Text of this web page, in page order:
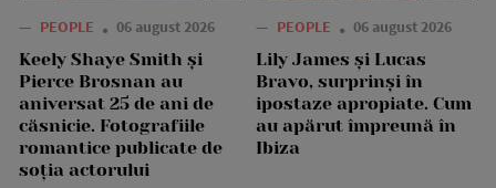
— PEOPLE 06 august 2026
Keely Shaye Smith și
Pierce Brosnan au
aniversat 25 de ani de
căsnicie. Fotografiile
romantice publicate de
soția actorului
— PEOPLE 06 august 2026
Lily James și Lucas
Bravo, surprinși în
ipostaze apropiate. Cum
au apărut împreună în
Ibiza